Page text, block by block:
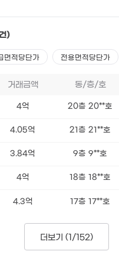
)
면적당단가 전용면적당단가
거래금액 동/층/호
4억 20층 20**호
4.05억 21층 21**호
3.84억 9층 9**호
4억 18층 18**호
4.3억 17층 17**호
더보기 (1/152)